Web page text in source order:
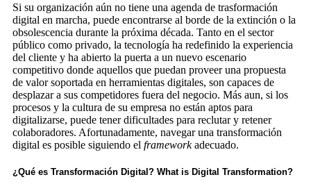
Si su organización aún no tiene una agenda de trasformación
digital en marcha, puede encontrarse al borde de la extinción o la
obsolescencia durante la próxima década. Tanto en el sector
público como privado, la tecnología ha redefinido la experiencia
del cliente y ha abierto la puerta a un nuevo escenario
competitivo donde aquellos que puedan proveer una propuesta
de valor soportada en herramientas digitales, son capaces de
desplazar a sus competidores fuera del negocio. Más aun, si los
procesos y la cultura de su empresa no están aptos para
digitalizarse, puede tener dificultades para reclutar y retener
colaboradores. Afortunadamente, navegar una transformación
digital es posible siguiendo el frameworkadecuado.
¿Qué es Transformación Digital? What is Digital Transformation?